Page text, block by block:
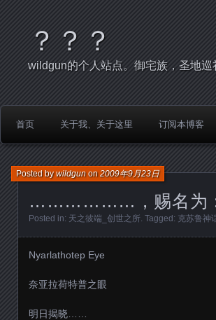
？？？
wildgun的个人站点。御宅族，圣地
首页 关于我、关于这里 订阅本博客
………………，赐名为：
Posted bywildgunon2009年9月23日
Posted in: 天之彼端_创世之所. Tagged: 克苏鲁神
Nyarlathotep Eye
奈亚拉荷特普之眼
明日揭晓……